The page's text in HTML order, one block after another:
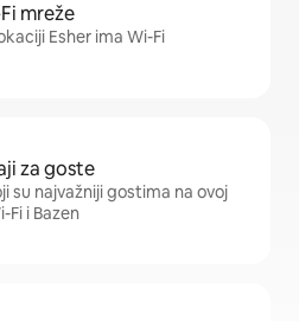
mreže
Esher ima Wi-Fi
za goste
su najvažniji gostima na ovoj
Fi i Bazen